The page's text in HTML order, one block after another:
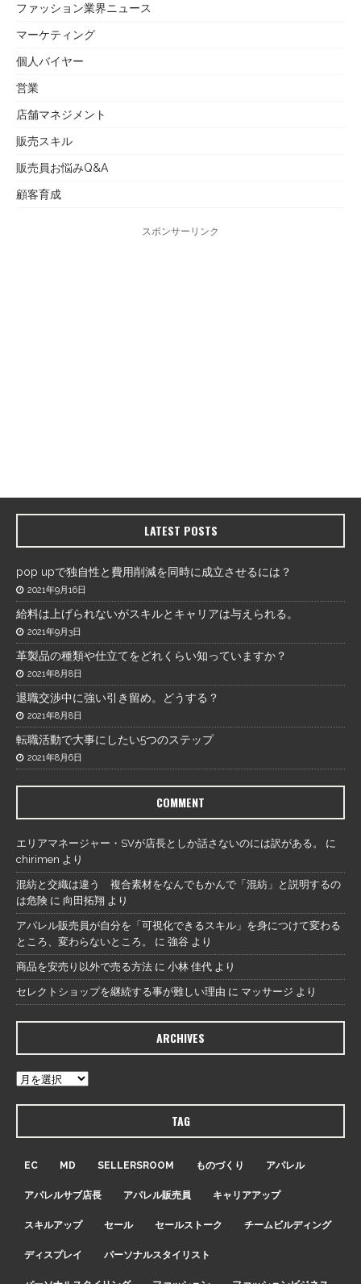
ファッション業界ニュース
マーケティング
個人バイヤー
営業
店舗マネジメント
販売スキル
販売員お悩みQ&A
顧客育成
スポンサーリンク
LATEST POSTS
pop upで独自性と費用削減を同時に成立させるには？
2021年9月16日
給料は上げられないがスキルとキャリアは与えられる。
2021年9月3日
革製品の種類や仕立てをどれくらい知っていますか？
2021年8月8日
退職交渉中に強い引き留め。どうする？
2021年8月8日
転職活動で大事にしたい5つのステップ
2021年8月6日
COMMENT
エリアマネージャー・SVが店長としか話さないのには訳がある。
に
chirimen より
混紡と交織は違う 複合素材をなんでもかんで「混紡」と説明するの
は危険 に 向田拓翔 より
アパレル販売員が自分を「可視化できるスキル」を身につけて変わる
ところ、変わらないところ。
に 強谷 より
商品を安売り以外で売る方法 に 小林 佳代 より
セレクトショップを継続する事が難しい理由 に マッサージ より
ARCHIVES
TAG
EC MD SELLERSROOM ものづくり アパレル
アパレルサブ店長 アパレル販売員 キャリアアップ
スキルアップ セール セールストーク チームビルディング
ディスプレイ パーソナルスタイリスト